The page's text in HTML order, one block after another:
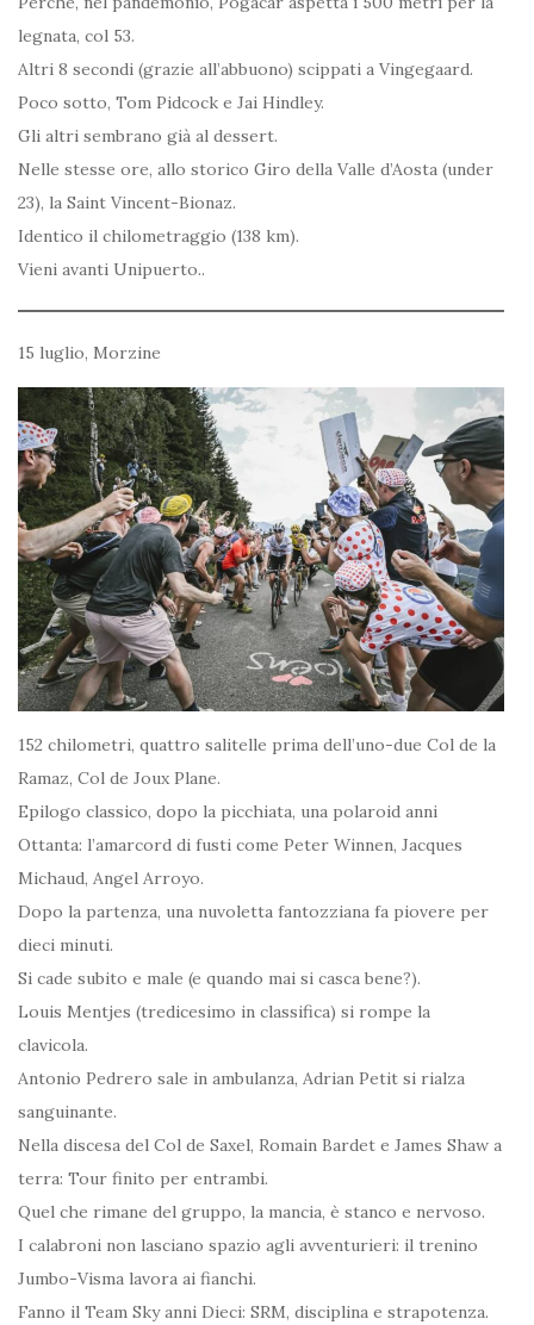
legnata, col 53.
Altri 8 secondi (grazie all’abbuono) scippati a Vingegaard.
Poco sotto, Tom Pidcock e Jai Hindley.
Gli altri sembrano già al dessert.
Nelle stesse ore, allo storico Giro della Valle d’Aosta (under
23), la Saint Vincent-Bionaz.
Identico il chilometraggio (138 km).
Vieni avanti Unipuerto..
15 luglio, Morzine
152 chilometri, quattro salitelle prima dell’uno-due Col de la
Ramaz, Col de Joux Plane.
Epilogo classico, dopo la picchiata, una polaroid anni
Ottanta: l’amarcord di fusti come Peter Winnen, Jacques
Michaud, Angel Arroyo.
Dopo la partenza, una nuvoletta fantozziana fa piovere per
dieci minuti.
Si cade subito e male (e quando mai si casca bene?).
Louis Mentjes (tredicesimo in classifica) si rompe la
clavicola.
Antonio Pedrero sale in ambulanza, Adrian Petit si rialza
sanguinante.
Nella discesa del Col de Saxel, Romain Bardet e James Shaw a
terra: Tour finito per entrambi.
Quel che rimane del gruppo, la mancia, è stanco e nervoso.
I calabroni non lasciano spazio agli avventurieri: il trenino
Jumbo-Visma lavora ai fianchi.
Fanno il Team Sky anni Dieci: SRM, disciplina e strapotenza.